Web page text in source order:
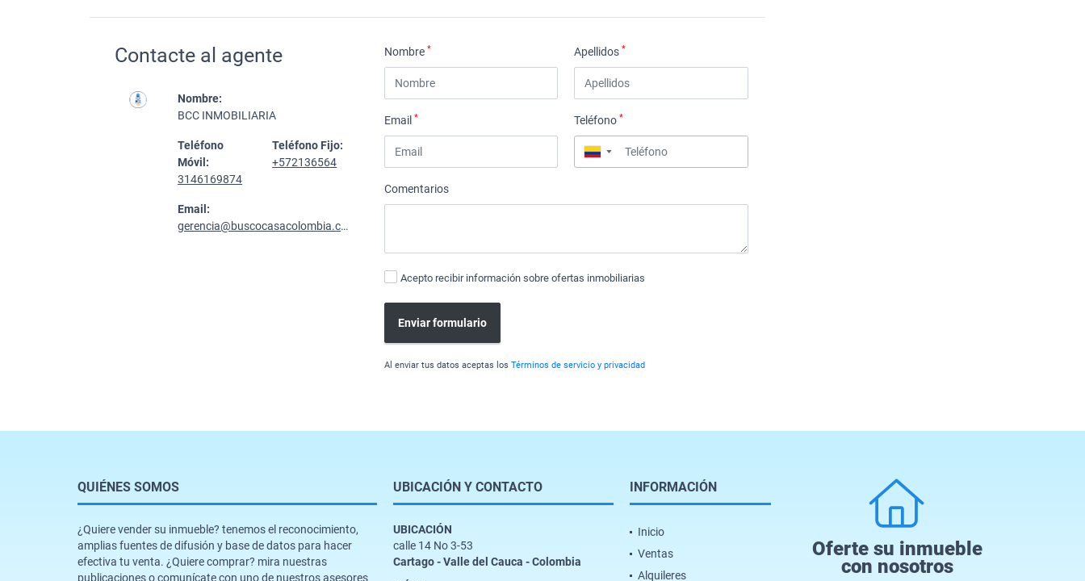
Contacte al agente
Nombre:
BCC INMOBILIARIA
Teléfono
Móvil:
3146169874
Teléfono Fijo:
+572136564
Email:
gerencia@buscocasacolombia.com.co
Nombre* Apellidos*
Email* Teléfono*
▼
Comentarios
Acepto recibir información sobre ofertas inmobiliarias
Enviar formulario
Al enviar tus datos aceptas losTérminos de servicio y privacidad
QUIÉNES SOMOS
¿Quiere vender su inmueble? tenemos el reconocimiento,
amplias fuentes de difusión y base de datos para hacer
efectiva tu venta. ¿Quiere comprar? mira nuestras
publicaciones o comunícate con uno de nuestros asesores
UBICACIÓN Y CONTACTO
UBICACIÓN
calle 14 No 3-53
Cartago - Valle del Cauca - Colombia
INFORMACIÓN
Inicio
Ventas
Alquileres
Oferte su inmueble
con nosotros